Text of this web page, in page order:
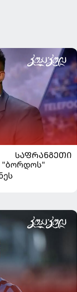
ᲡᲐᲤᲠᲐᲜᲒᲔᲗᲘ
"ბორდოს"